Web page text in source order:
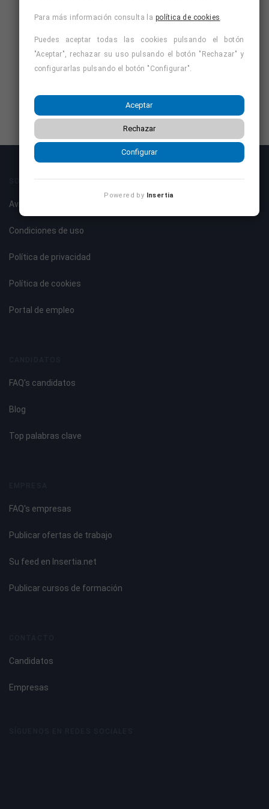
SOBRE NOSOTROS
Aviso legal
Condiciones de uso
Política de privacidad
Política de cookies
Portal de empleo
FAQ's candidatos
Blog
Top palabras clave
FAQ's empresas
Publicar ofertas de trabajo
Su feed en Insertia.net
Publicar cursos de formación
Candidatos
Empresas
Para más información consulta la política de cookies.
Puedes aceptar todas las cookies pulsando el botón
"Aceptar", rechazar su uso pulsando el botón "Rechazar" y
configurarlas pulsando el botón "Configurar".
Aceptar
Rechazar
Configurar
Powered by Insertia